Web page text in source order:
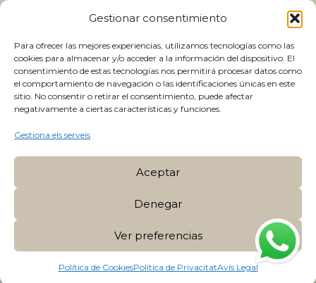
Gestionar consentimiento
Para ofrecer las mejores experiencias, utilizamos tecnologías como las
cookies para almacenar y/o acceder a la información del dispositivo. El
consentimiento de estas tecnologías nos permitirá procesar datos como
el comportamiento de navegación o las identificaciones únicas en este
sitio. No consentir o retirar el consentimiento, puede afectar
negativamente a ciertas características y funciones.
Gestiona els serveis
Aceptar
Denegar
Ver preferencias
Política de CookiesPolítica de PrivacitatAvís Legal
10:00 a 14:00 i 15:00 a 20:00
Divendres
10:00 a 14:00 i 15:00 a 19:00
Avís Legal
Desenvolupat per La Fabrica del SEO | Estratègia SEO
per DOCMEDIA Marketing Dental